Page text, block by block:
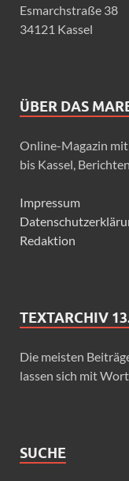
Esmarchstraße 38
34121 Kassel
ÜBER DAS
Online-Magazin
bis Kassel,
Impressum
Redaktion
TEXTARCHIV
Die meisten
lassen sich mit
SUCHE